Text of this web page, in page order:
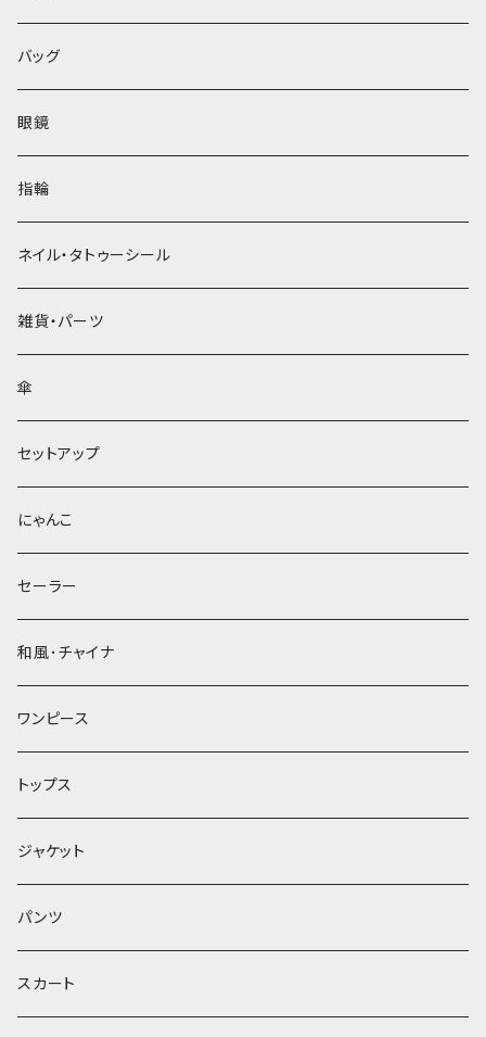
バッグ
眼鏡
指輪
ネイル・タトゥーシール
雑貨・パーツ
傘
セットアップ
にゃんこ
セーラー
和風･チャイナ
ワンピース
トップス
ジャケット
パンツ
スカート